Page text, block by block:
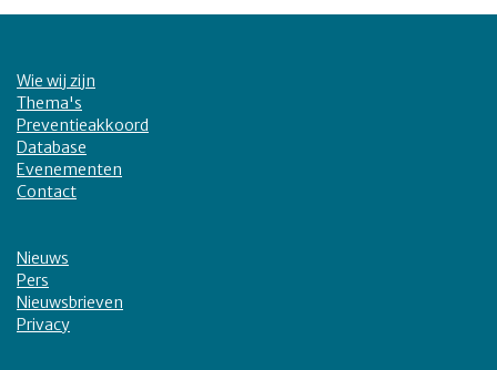
Wie wij zijn
Thema's
Preventieakkoord
Database
Evenementen
Contact
Nieuws
Pers
Nieuwsbrieven
Privacy